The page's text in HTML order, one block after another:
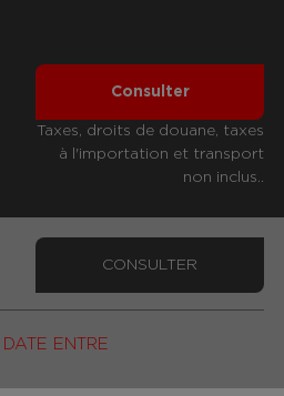
Consulter
Taxes, droits de douane, taxes
à l'importation et transport
non inclus..
DATE ENTRE
CONSULTER